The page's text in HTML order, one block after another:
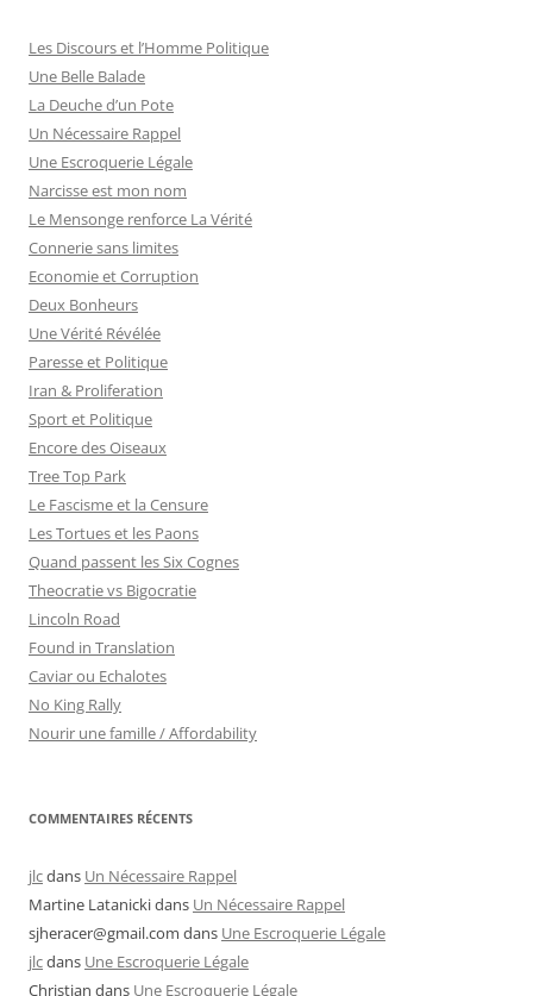
Les Discours et l’Homme Politique
Une Belle Balade
La Deuche d’un Pote
Un Nécessaire Rappel
Une Escroquerie Légale
Narcisse est mon nom
Le Mensonge renforce La Vérité
Connerie sans limites
Economie et Corruption
Deux Bonheurs
Une Vérité Révélée
Paresse et Politique
Iran & Proliferation
Sport et Politique
Encore des Oiseaux
Tree Top Park
Le Fascisme et la Censure
Les Tortues et les Paons
Quand passent les Six Cognes
Theocratie vs Bigocratie
Lincoln Road
Found in Translation
Caviar ou Echalotes
No King Rally
Nourir une famille / Affordability
COMMENTAIRES RÉCENTS
jlcdans Un Nécessaire Rappel
Martine Latanickidans Un Nécessaire Rappel
sjheracer@gmail.com dans Une Escroquerie Légale
jlcdans Une Escroquerie Légale
Christian dans Une Escroquerie Légale